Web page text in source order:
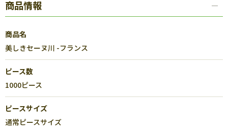
商品情報
商品名
美しきセーヌ川 -フランス
ピース数
1000ピース
ピースサイズ
通常ピースサイズ